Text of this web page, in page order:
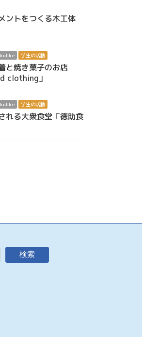
ントをつくる木工体
学生の活動
と焼き菓子のお店
clothing」
学生の活動
れる大衆食堂「徳助食
検索